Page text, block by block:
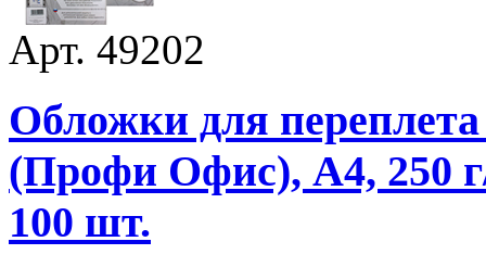
Арт. 49202
Обложки для
(Профи Офис), А4, 250
100 шт.